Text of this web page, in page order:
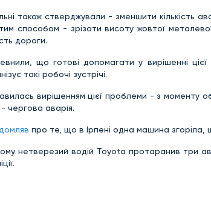
також стверджували - зменшити кількість
способом - зрізати висоту жовтої
дороги.
що готові допомагати у вирішенні
такі робочі зустрічі.
вирішенням цієї проблеми - з моменту
- чергова аварія.
про те, що в Ірпені одна машина згоріла,
нетверезий водій Toyota протаранив три